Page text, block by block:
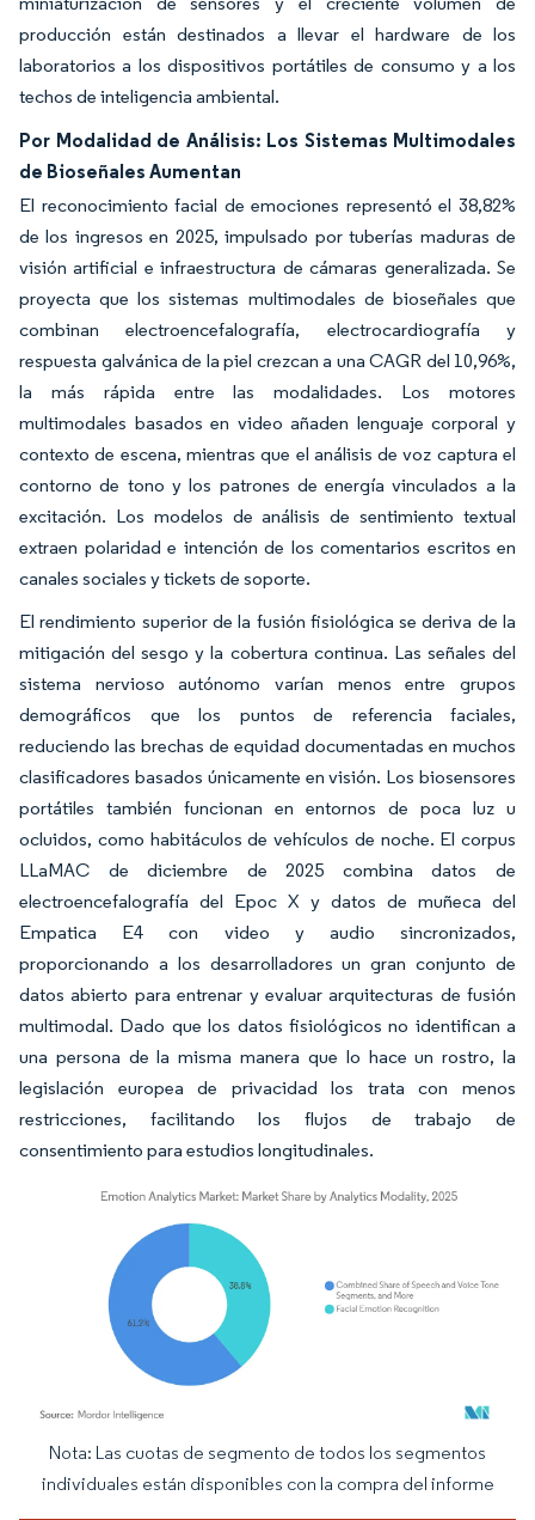
producción están destinados a llevar el hardware de los
laboratorios a los dispositivos portátiles de consumo y a los
techos de inteligencia ambiental.
Por Modalidad de Análisis: Los Sistemas Multimodales
de Bioseñales Aumentan
El reconocimiento facial de emociones representó el 38,82%
de los ingresos en 2025, impulsado por tuberías maduras de
visión artificial e infraestructura de cámaras generalizada. Se
proyecta que los sistemas multimodales de bioseñales que
combinan electroencefalografía, electrocardiografía y
respuesta galvánica de la piel crezcan a una CAGR del 10,96%,
la más rápida entre las modalidades. Los motores
multimodales basados en video añaden lenguaje corporal y
contexto de escena, mientras que el análisis de voz captura el
contorno de tono y los patrones de energía vinculados a la
excitación. Los modelos de análisis de sentimiento textual
extraen polaridad e intención de los comentarios escritos en
canales sociales y tickets de soporte.
El rendimiento superior de la fusión fisiológica se deriva de la
mitigación del sesgo y la cobertura continua. Las señales del
sistema nervioso autónomo varían menos entre grupos
demográficos que los puntos de referencia faciales,
reduciendo las brechas de equidad documentadas en muchos
clasificadores basados únicamente en visión. Los biosensores
portátiles también funcionan en entornos de poca luz u
ocluidos, como habitáculos de vehículos de noche. El corpus
LLaMAC de diciembre de 2025 combina datos de
electroencefalografía del Epoc X y datos de muñeca del
Empatica E4 con video y audio sincronizados,
proporcionando a los desarrolladores un gran conjunto de
datos abierto para entrenar y evaluar arquitecturas de fusión
multimodal. Dado que los datos fisiológicos no identifican a
una persona de la misma manera que lo hace un rostro, la
legislación europea de privacidad los trata con menos
restricciones, facilitando los flujos de trabajo de
consentimiento para estudios longitudinales.
Imagen © Mordor Intelligence. El uso requiere atribución según CC BY 4.0.
Nota: Las cuotas de segmento de todos los segmentos
individuales están disponibles con la compra del informe